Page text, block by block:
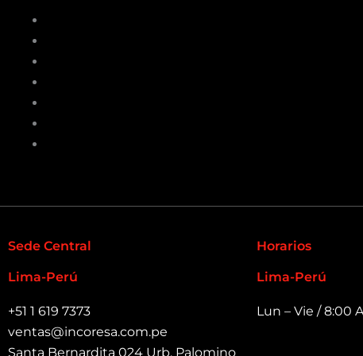
Sede Central
Lima-Perú
+51 1 619 7373
ventas@incoresa.com.pe
Santa Bernardita 024 Urb. Palomino
Horarios
Lima-Perú
Lun – Vie / 8:00